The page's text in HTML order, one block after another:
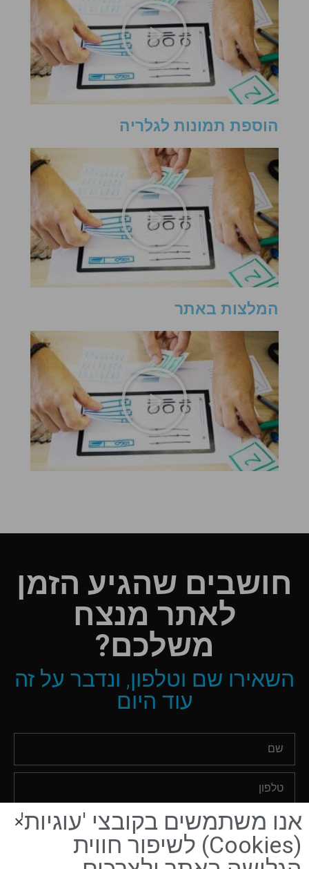
הוספת תמונות לגלריה
המלצות באתר
חושבים שהגיע הזמן
לאתר מנצח
משלכם?
השאירו שם וטלפון, ונדבר על זה
עוד היום
אני מאשר/ת שקראתי והסכמתי לתקנון האתרול מדיניות
הפרטיות
אנו משתמשים בקובצי 'עוגיות'
(Cookies) לשיפור חווית